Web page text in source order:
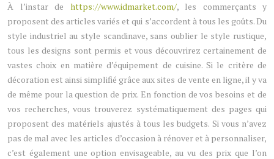
À l’instar de https://www.idmarket.com/, les commerçants y
proposent des articles variés et qui s’accordent à tous les goûts. Du
style industriel au style scandinave, sans oublier le style rustique,
tous les designs sont permis et vous découvrirez certainement de
vastes choix en matière d’équipement de cuisine. Si le critère de
décoration est ainsi simplifié grâce aux sites de vente en ligne, il y va
de même pour la question de prix. En fonction de vos besoins et de
vos recherches, vous trouverez systématiquement des pages qui
proposent des matériels ajustés à tous les budgets. Si vous n’avez
pas de mal avec les articles d’occasion à rénover et à personnaliser,
c’est également une option envisageable, au vu des prix que l’on